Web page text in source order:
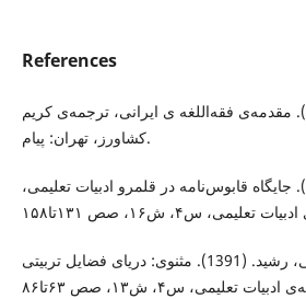
References
اُرانسکی ای. م. (۱۳۵۸). مقدمه‌ی فقه‌اللغه ی ایرانی، ترجمه‌ی کریم
کشاورز، تهران: پیام.
اﻟﻬﺎﻣﯽ، ﻓﺎﻃﻤﻪ. (1391). ﺟﺎﯾﮕﺎه قابوس‌نامه در ﻗﻠﻤﺮو ادبیات ﺗﻌﻠﯿﻤﯽ،
ﺑﺎراﻧﯽ، ﻣﺤﻤﺪ و گل‌افشانی، رﺷﯿﺪ. (1391). ﻣﺜﻨﻮی: درﯾﺎی ﻓﻀﺎﯾﻞ ﺗﺮﺑﯿﺘﯽ